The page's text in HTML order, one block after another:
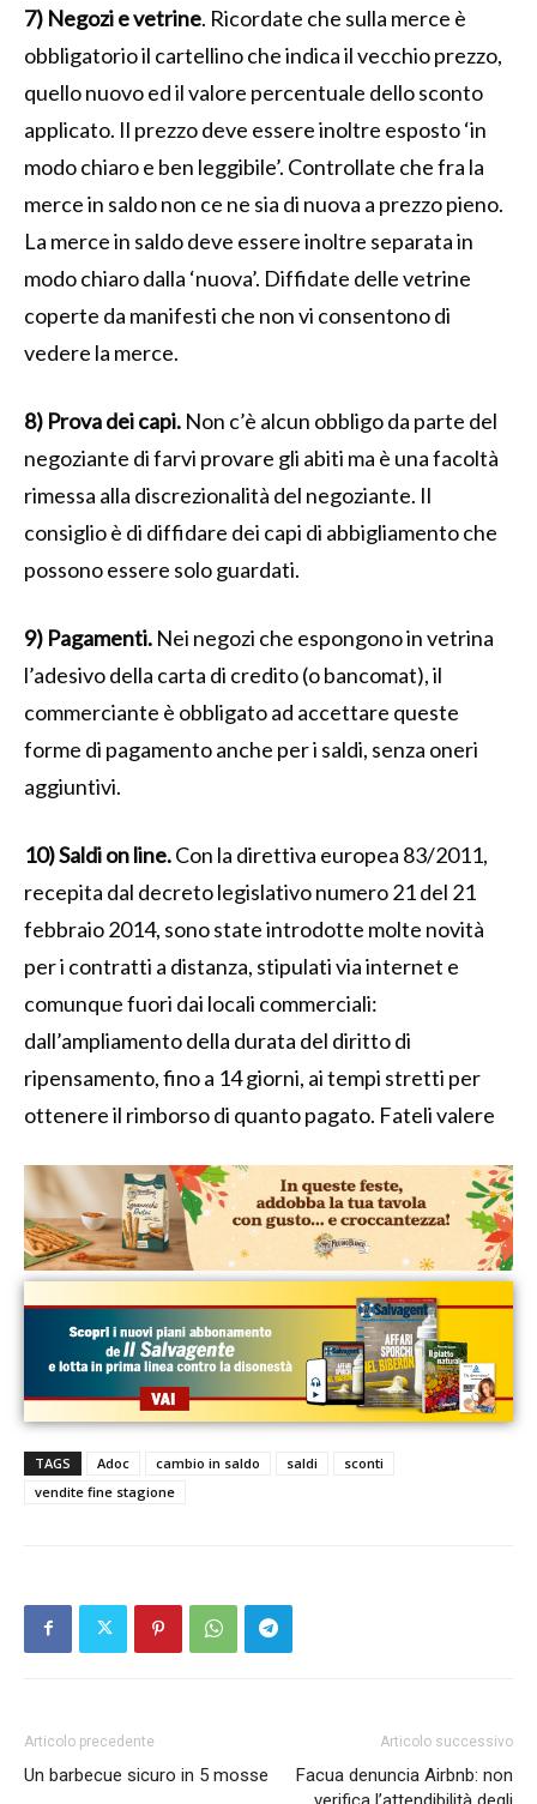
7) Negozi e vetrine. Ricordate che sulla merce è
obbligatorio il cartellino che indica il vecchio prezzo,
quello nuovo ed il valore percentuale dello sconto
applicato. Il prezzo deve essere inoltre esposto ‘in
modo chiaro e ben leggibile’. Controllate che fra la
merce in saldo non ce ne sia di nuova a prezzo pieno.
La merce in saldo deve essere inoltre separata in
modo chiaro dalla ‘nuova’. Diffidate delle vetrine
coperte da manifesti che non vi consentono di
vedere la merce.
8) Prova dei capi. Non c’è alcun obbligo da parte del
negoziante di farvi provare gli abiti ma è una facoltà
rimessa alla discrezionalità del negoziante. Il
consiglio è di diffidare dei capi di abbigliamento che
possono essere solo guardati.
9) Pagamenti. Nei negozi che espongono in vetrina
l’adesivo della carta di credito (o bancomat), il
commerciante è obbligato ad accettare queste
forme di pagamento anche per i saldi, senza oneri
aggiuntivi.
10) Saldi on line.Con la direttiva europea 83/2011,
recepita dal decreto legislativo numero 21 del 21
febbraio 2014, sono state introdotte molte novità
per i contratti a distanza, stipulati via internet e
comunque fuori dai locali commerciali:
dall’ampliamento della durata del diritto di
ripensamento, fino a 14 giorni, ai tempi stretti per
ottenere il rimborso di quanto pagato. Fateli valere
TAGS Adoc cambio in saldo saldi
sconti
vendite fine stagione
Articolo precedente
Un barbecue sicuro in 5 mosse
Articolo successivo
Facua denuncia Airbnb: non